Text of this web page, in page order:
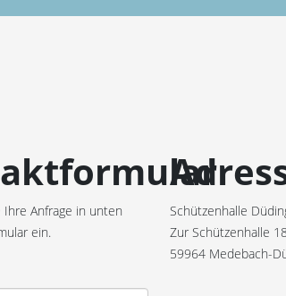
Anfrage in unten
ein.
Schützenhalle
Zur Schützenhalle 18
59964 Medebach-